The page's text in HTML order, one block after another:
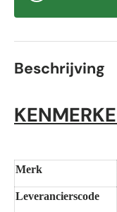
Beschrijving
Merk
Leverancierscode